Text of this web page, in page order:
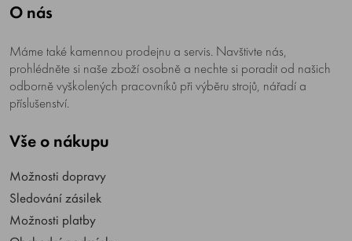
O nás
Máme také kamennou prodejnu a servis. Navštivte nás,
prohlédněte si naše zboží osobně a nechte si poradit od našich
odborně vyškolených pracovníků při výběru strojů, nářadí a
příslušenství.
Vše o nákupu
Možnosti dopravy
Sledování zásilek
Možnosti platby